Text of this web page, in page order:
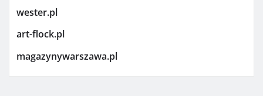
wester.pl
art-flock.pl
magazynywarszawa.pl